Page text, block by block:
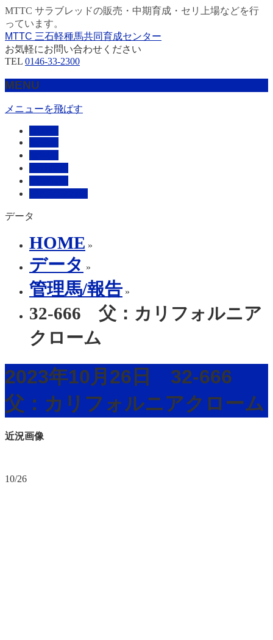
MTTC サラブレッドの販売・中期育成・セリ上場などを行
っています。
MTTC 三石軽種馬共同育成センター
お気軽にお問い合わせください
TEL 0146-33-2300
MENU
メニューを飛ばす
データ
HOME »
データ »
管理馬/報告 »
32-666 父：カリフォルニア
クローム
2023年10月26日 32-666
父：カリフォルニアクローム
近況画像
10/26